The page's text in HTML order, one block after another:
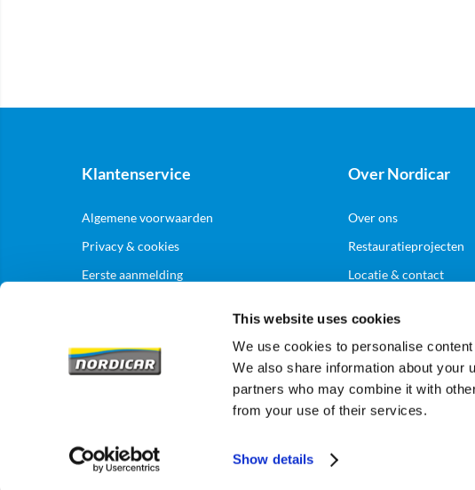
This website uses cookies
We use cookies to personalise
We also share information about your
partners who may combine it with
from your use of their services.
Show details
Klantenservice
Algemene voorwaarden
Privacy & cookies
Eerste aanmelding
Over Nordicar
Over ons
Restauratieprojecten
Locatie & contact
Aanmelden zakelijk